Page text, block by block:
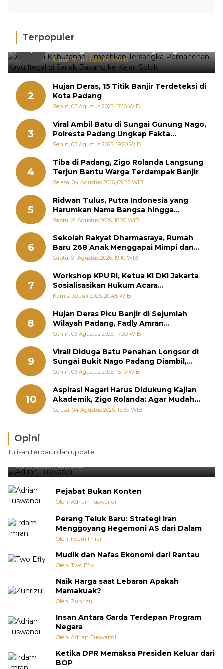
Terpopuler
1
Gakkum Kehutanan Limpahkan
Tersangka Pemanenan Kayu Ilegal di
Sariak Bayang ke Kejari Solok
Jumat, 31 Juli 2026, 09:10 WIB
2
Hujan Deras, 15 Titik Banjir Terdeteksi di
Kota Padang
Senin, 03 Agustus 2026, 17:10 WIB
3
Viral Ambil Batu di Sungai Gunung Nago,
Polresta Padang Ungkap Fakta
Sebenarnya
Senin, 03 Agustus 2026, 19:20 WIB
4
Tiba di Padang, Zigo Rolanda Langsung
Terjun Bantu Warga Terdampak Banjir
Selasa, 04 Agustus 2026, 09:25 WIB
5
Ridwan Tulus, Putra Indonesia yang
Harumkan Nama Bangsa hingga
Diabadikan dalam Buku Jepang
Sabtu, 01 Agustus 2026, 16:20 WIB
6
Sekolah Rakyat Dharmasraya, Rumah
Baru 268 Anak Menggapai Mimpi dan
Memutus Rantai Kemiskinan
Sabtu, 01 Agustus 2026, 19:10 WIB
7
Workshop KPU RI, Ketua KI DKI Jakarta
Sosialisasikan Hukum Acara
Penyelesaian Sengketa Informasi Publik
Kamis, 30 Juli 2026, 20:45 WIB
8
Hujan Deras Picu Banjir di Sejumlah
Wilayah Padang, Fadly Amran
Perintahkan OPD Siaga
Senin, 03 Agustus 2026, 17:30 WIB
9
Viral! Diduga Batu Penahan Longsor di
Sungai Bukit Nago Padang Diambil,
Warga Khawatir Bencana Terulang
Senin, 03 Agustus 2026, 16:10 WIB
10
Aspirasi Nagari Harus Didukung Kajian
Akademik, Zigo Rolanda: Agar Mudah
Diperjuangkan di Kementerian
Selasa, 04 Agustus 2026, 15:35 WIB
Opini
Tulisan terbaru dan update
Brasil Lebih Diunggulkan, tetapi Jepang Selalu
Punya Cara Membuat Kejutan
Oleh:Adrian Tuswandi
Pejabat Bukan Konten
Oleh: Adrian Tuswandi
Perang Teluk Baru: Strategi Iran
Menggoyang Hegemoni AS dari Dalam
Oleh: Irdam Imran
Mudik dan Nafas Ekonomi dari Rantau
Oleh: Two Efly
Naik Harga saat Lebaran Apakah
Mamakuak?
Oleh: Zuhrizul
Insan Antara Garda Terdepan Program
Negara
Oleh: Adrian Tuswandi
Ketika DPR Memaksa Presiden Keluar dari
BOP